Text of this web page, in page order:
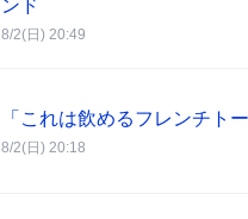
ンド
8/2(日) 20:49
「これは飲めるフレンチト
8/2(日) 20:18